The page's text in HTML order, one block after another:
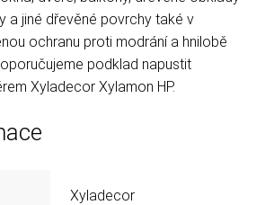
a jiné dřevěné povrchy také v
ochranu proti modrání a hnilobě
podklad napustit
Xyladecor Xylamon HP.
Xyladecor